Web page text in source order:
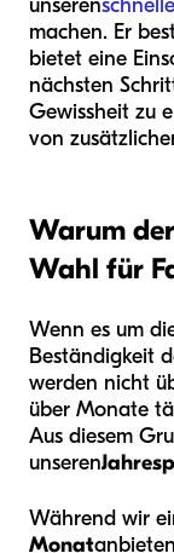
unseren
machen. Er
bietet eine
nächsten
Gewissheit zu
von
Warum
Wahl für
Wenn es um
Beständigkeit
werden nicht
über Monate
Aus diesem
unseren
Während wir
Monat